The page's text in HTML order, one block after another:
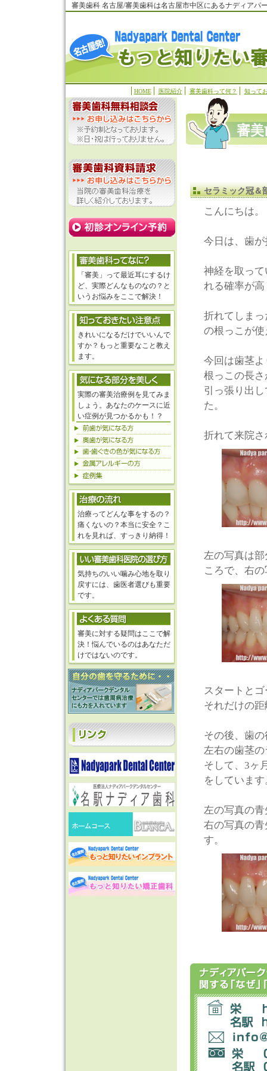
審美歯科 名古屋/審美歯科は名古屋市中区にあるナディアパ
HOME 医院紹介 審美歯科って何？ 知って
審
セラミック冠＆
こんにちは。
今日は、歯
神経を取っ
れる確率が
折れてしま
の根っこが
今回は歯茎
根っこの長
引っ張り出
た。
折れて来院
左の写真は
ころで、右
スタートと
それだけの
その後、歯
左右の歯茎
そして、3ヶ
をしています
左の写真の
右の写真の
す。
「審美」って最近耳にするけ
ど、実際どんなものなの？と
いうお悩みをここで解決！
きれいになるだけでいいんで
すか？もっと重要なこと教え
ます。
実際の審美治療例を見てみま
しょう。あなたのケースに近
い症例が見つかるかも！？
治療ってどんな事をするの？
痛くないの？本当に安全？こ
れを見れば、すっきり納得！
気持ちのいい噛み心地を取り
戻すには、歯医者選びも重要
です。
審美に対する疑問はここで解
決！悩んでいるのはあなただ
けではないのです。